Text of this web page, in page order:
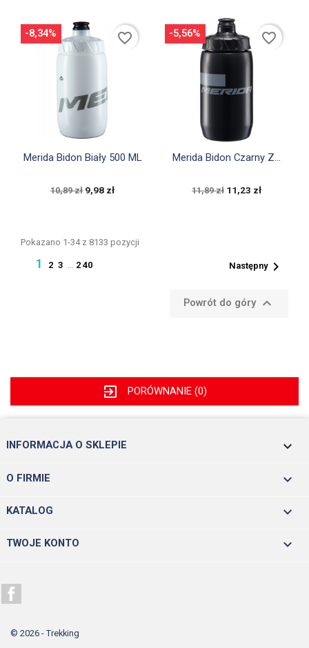
 Szybki podgląd
Merida Bidon Biały 500 ML
10,89 zł 9,98 zł
-8,34% favorite_border
Szybki podgląd
Merida Bidon Czarny Z...
11,89 zł 11,23 zł
-5,56% favorite_border
Pokazano 1-34 z 8133 pozycji
1 2 3 … 240 Następny
Powrót do góry 
exit_to_app PORÓWNANIE (0)
INFORMACJA O SKLEPIE keyboard_arrow_down
O FIRMIE 
KATALOG 
TWOJE KONTO 
© 2026 - Trekking